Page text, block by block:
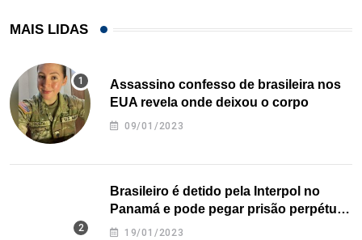
MAIS LIDAS
Assassino confesso de brasileira nos
EUA revela onde deixou o corpo
09/01/2023
Brasileiro é detido pela Interpol no
Panamá e pode pegar prisão perpétua
nos EUA
19/01/2023